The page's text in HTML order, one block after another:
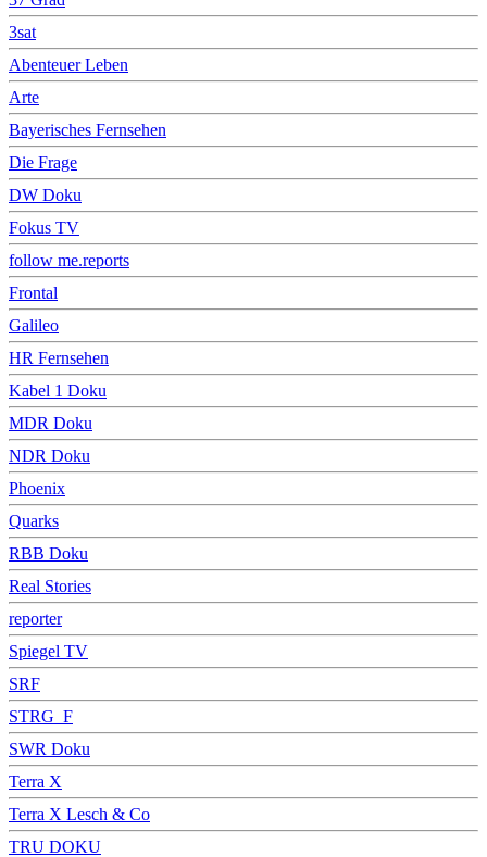
3sat
Abenteuer Leben
Arte
Bayerisches Fernsehen
Die Frage
DW Doku
Fokus TV
follow me.reports
Frontal
Galileo
HR Fernsehen
Kabel 1 Doku
MDR Doku
NDR Doku
Phoenix
Quarks
RBB Doku
Real Stories
reporter
Spiegel TV
SRF
STRG_F
SWR Doku
Terra X
Terra X Lesch & Co
TRU DOKU